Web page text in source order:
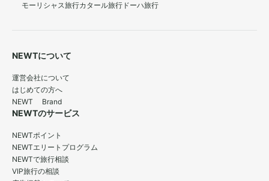
モーリシャス旅行カタール旅行 ドーハ旅行
NEWTについて
運営会社について
はじめての方へ
NEWT Brand
NEWTのサービス
NEWTポイント
NEWTエリートプログラム
NEWTで旅行相談
VIP旅行の相談